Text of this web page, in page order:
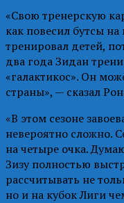
«Свою тренерскую
как повесил бутсы
тренировал детей,
два года Зидан
«галактикос». Он
страны», — сказал
«В этом сезоне
невероятно сложно.
на четыре очка.
Зизу полностью
рассчитывать не
но и на кубок Лиги